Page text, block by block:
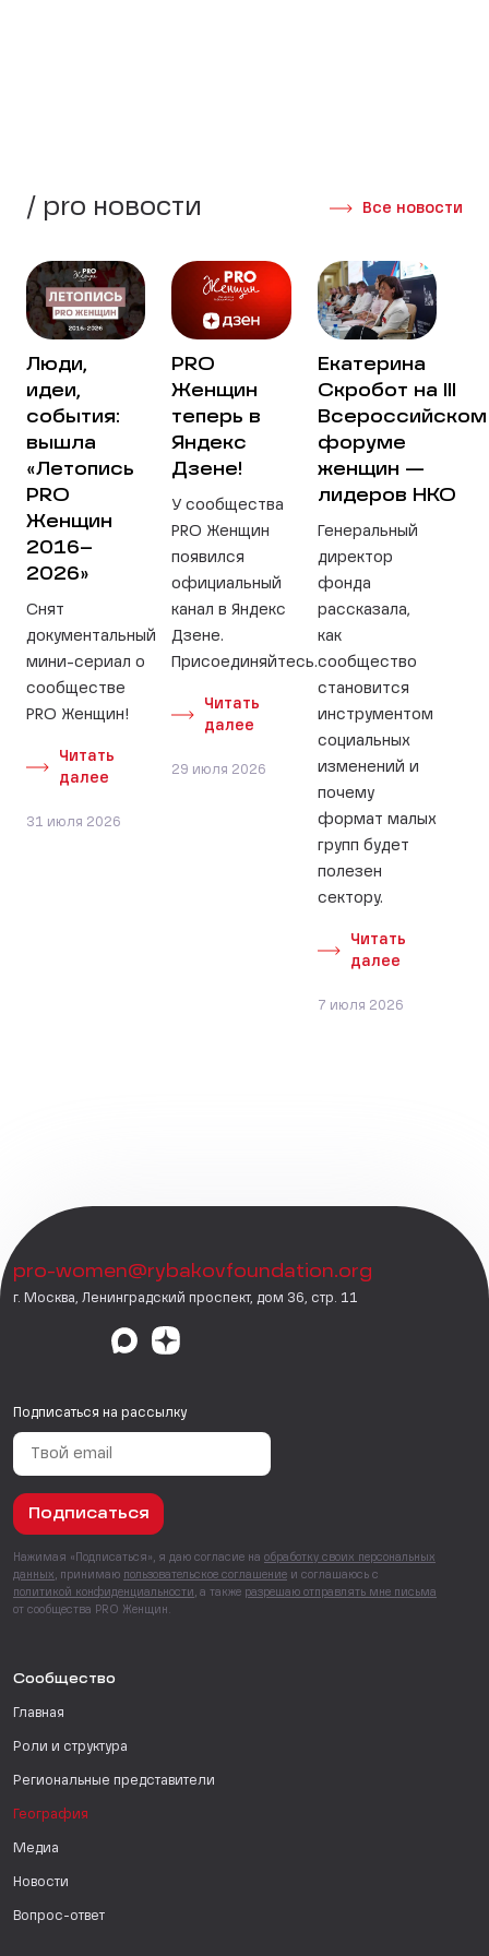
/ pro новости Все новости
Люди,
идеи,
события:
вышла
«Летопись
PRO
Женщин
2016–
2026»
Снят
документальный
мини-сериал о
сообществе
PRO Женщин!
Читать
далее
31 июля 2026
PRO
Женщин
теперь в
Яндекс
Дзене!
У сообщества
PRO Женщин
появился
официальный
канал в Яндекс
Дзене.
Присоединяйтесь.
Читать
далее
29 июля 2026
Екатерина
Скробот на III
Всероссийском
форуме
женщин —
лидеров НКО
Генеральный
директор
фонда
рассказала,
как
сообщество
становится
инструментом
социальных
изменений и
почему
формат малых
групп будет
полезен
сектору.
Читать
далее
7 июля 2026
pro-women@rybakovfoundation.org
г. Москва, Ленинградский проспект, дом 36, стр. 11
Подписаться на рассылку
Подписаться
Нажимая «Подписаться», я даю согласие на обработку своих персональных
данных , принимаю пользовательское соглашение и соглашаюсь с
политикой конфиденциальности , а также разрешаю отправлять мне письма
от сообщества PRO Женщин.
Сообщество
Главная
Роли и структура
Региональные представители
География
Медиа
Новости
Вопрос-ответ